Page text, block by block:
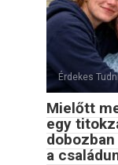
Érdekes
Mielőtt
egy
a